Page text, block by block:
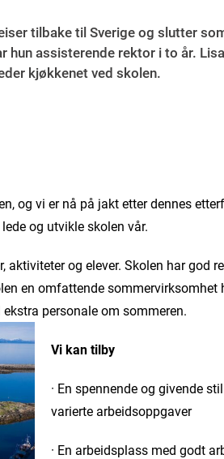
tilbake til Sverige og slutter
assisterende rektor i to år.
kjøkkenet ved skolen.
og vi er nå på jakt etter dennes
og utvikle skolen vår.
og elever. Skolen har god
en omfattende sommervirksomhet
personale om sommeren.
Vi kan tilby
· En spennende og givende
varierte arbeidsoppgaver
· En arbeidsplass med godt